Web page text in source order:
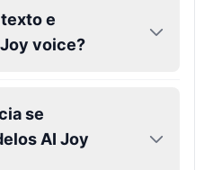
e
voice?
se
AI Joy